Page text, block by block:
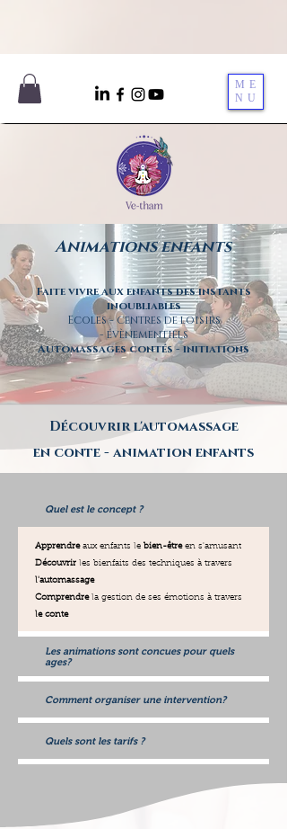
ME
NU
Animations enfants
Faite vivre aux enfants des instants
inoubliables
Ecoles - centres de loisirs
-évènementiels
Automassages contés - initiations
Découvrir l'automassage
en conte - animation enfants
Quel est le concept ?
Apprendreaux enfants le bien-êtreen s'amusant
Découvrir les bienfaits des techniques à travers
l'automassage
Comprendrela gestion de ses émotions à travers
le conte
Les animations sont concues pour quels
ages?
Comment organiser une intervention?
Quels sont les tarifs ?